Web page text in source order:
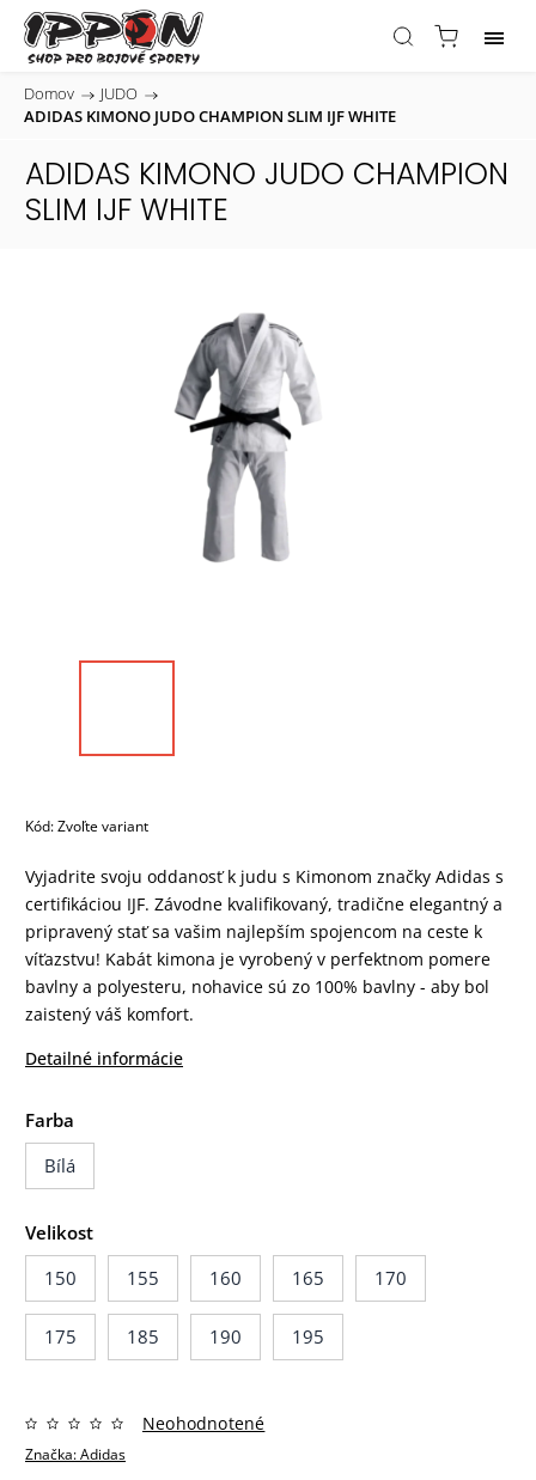
Domov / JUDO /
ADIDAS KIMONO JUDO CHAMPION SLIM IJF WHITE
ADIDAS KIMONO JUDO CHAMPION
SLIM IJF WHITE
Kód:Zvoľte variant
Vyjadrite svoju oddanosť k judu s Kimonom značky Adidas s
certifikáciou IJF. Závodne kvalifikovaný, tradične elegantný a
pripravený stať sa vašim najlepším spojencom na ceste k
víťazstvu! Kabát kimona je vyrobený v perfektnom pomere
bavlny a polyesteru, nohavice sú zo 100% bavlny - aby bol
zaistený váš komfort.
Detailné informácie
Farba
Bílá
Velikost
150
155 160 165 170
175 185 190 195
Značka:Adidas
Neohodnotené